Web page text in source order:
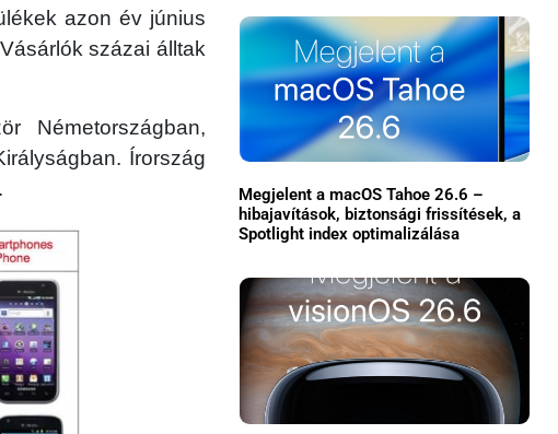
azon év június
százai álltak
Németországban,
Írország
Megjelent a macOS Tahoe 26.6 –
hibajavítások, biztonsági frissítések, a
Spotlight index optimalizálása